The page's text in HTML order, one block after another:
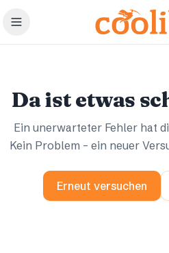
Zum Hauptinhalt springen
Da ist etwas
Ein unerwarteter Fehler hat
Kein Problem – ein neuer
Erneut versuchen